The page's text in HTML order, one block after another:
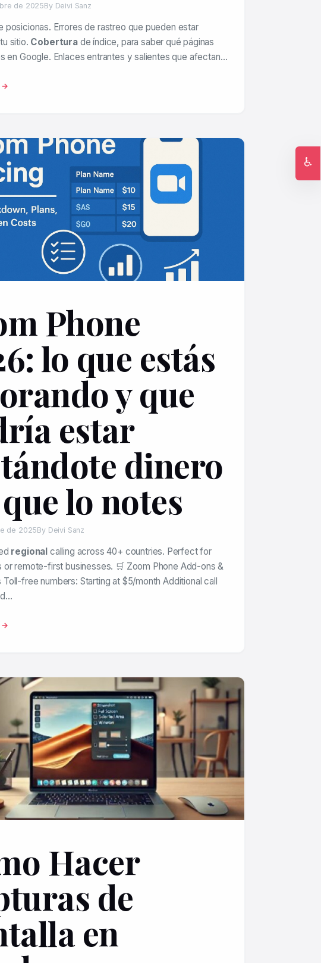
de 2025By Deivi Sanz
posicionas. Errores de rastreo que pueden estar
sitio. Coberturade índice, para saber qué páginas
en Google. Enlaces entrantes y salientes que afectan…
Phone
lo que estás
y que
estar
dinero
lo notes
de 2025By Deivi Sanz
regional calling across 40+ countries. Perfect for
or remote-first businesses. 🛒 Zoom Phone Add-ons &
Toll-free numbers: Starting at $5/month Additional call
Hacer
de
en
♿